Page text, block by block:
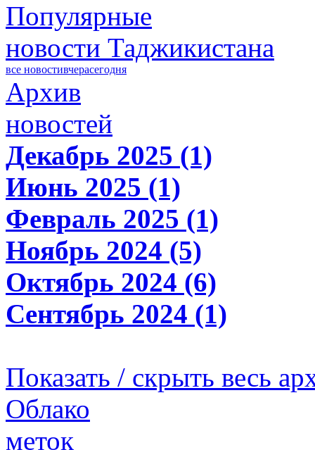
Популярные
новости Таджикистана
все новостивчерасегодня
Архив
новостей
Декабрь 2025 (1)
Июнь 2025 (1)
Февраль 2025 (1)
Ноябрь 2024 (5)
Октябрь 2024 (6)
Сентябрь 2024 (1)
Показать / скрыть весь
Облако
меток